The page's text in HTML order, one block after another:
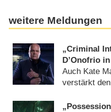
weitere Meldungen
„Criminal
D’Onofrio
„Billions“-
Auch Kate
verstärkt